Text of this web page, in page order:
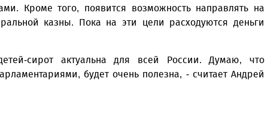
Кроме того, появится возможность направлять на
казны. Пока на эти цели расходуются деньги
сирот актуальна для всей России. Думаю, что
будет очень полезна, - считает Андрей